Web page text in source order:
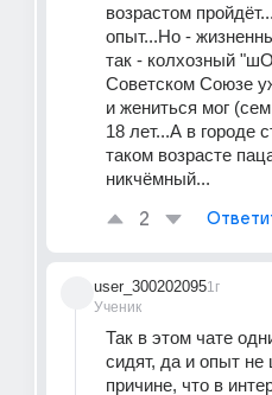
возрастом
опыт...Но -
так - колхозный
Советском Союзе
и жениться мог
18 лет...А в городе
таком возрасте
никчёмный...
2
user_300202095
Ученик
1г
Так в этом чате
сидят, да и опыт не
причине, что в